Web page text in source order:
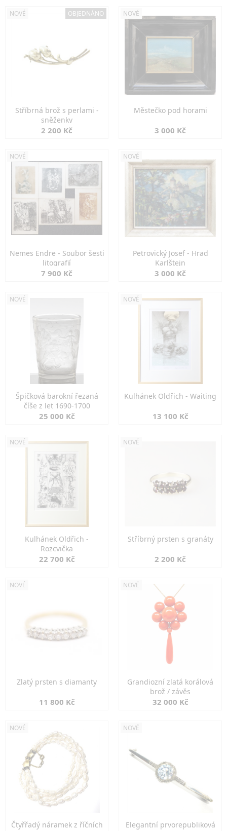
NOVÉ OBJEDNÁNO
Stříbrná brož s perlami -
sněženky
2 200 Kč
NOVÉ
Městečko pod horami
3 000 Kč
NOVÉ
Nemes Endre - Soubor šesti
litografií
7 900 Kč
NOVÉ
Petrovický Josef - Hrad
Karlštejn
3 000 Kč
NOVÉ
Špičková barokní řezaná
číše z let 1690-1700
25 000 Kč
NOVÉ
Kulhánek Oldřich - Waiting
13 100 Kč
NOVÉ
Kulhánek Oldřich -
Rozcvička
22 700 Kč
NOVÉ
Stříbrný prsten s granáty
2 200 Kč
NOVÉ
Zlatý prsten s diamanty
11 800 Kč
NOVÉ
Grandiozní zlatá korálová
brož / závěs
32 000 Kč
NOVÉ
Čtyřřadý náramek z říčních
NOVÉ
Elegantní prvorepubliková